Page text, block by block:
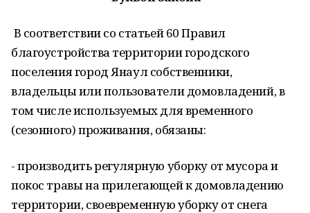
В соответствии со статьей 60 Правил
благоустройства территории городского
поселения город Янаул собственники,
владельцы или пользователи домовладений, в
том числе используемых для временного
(сезонного) проживания, обязаны:
- производить регулярную уборку от мусора и
покос травы на прилегающей к домовладению
территории, своевременную уборку от снега